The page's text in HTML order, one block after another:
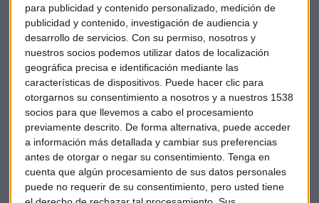
para publicidad y contenido personalizado, medición de
publicidad y contenido, investigación de audiencia y
desarrollo de servicios. Con su permiso, nosotros y
nuestros socios podemos utilizar datos de localización
geográfica precisa e identificación mediante las
características de dispositivos. Puede hacer clic para
otorgarnos su consentimiento a nosotros y a nuestros 1538
socios para que llevemos a cabo el procesamiento
previamente descrito. De forma alternativa, puede acceder
a información más detallada y cambiar sus preferencias
antes de otorgar o negar su consentimiento. Tenga en
cuenta que algún procesamiento de sus datos personales
puede no requerir de su consentimiento, pero usted tiene
El mercado español continúa mostrando una fortaleza
notable, habiendo resistido mejor que otros índices
europeos durante la ausencia de
Street
resistencia en 17.833 puntos (máximos históricos), el
presenta señales de debilidad inmediata.
Sin embargo, Galán advierte que "un ajuste a esta subida es
bastante esperable que en algún momento del 2026
tengamos alguna corrección, algún susto en bolsa
española, porque ha sido unrallyprácticamente sin
descanso". El índice encuentra soportes clave en 15.724,